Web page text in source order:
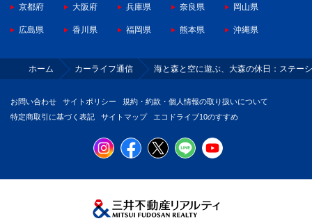
京都府 大阪府 兵庫県 奈良県 岡山県
広島県 香川県 福岡県 熊本県 沖縄県
ホーム カーライフ通信 海と森と空に遊ぶ、大森の休日：ステー
お問い合わせ サイトポリシー
規約・約款・個人情報の取り扱いについて
特定商取引に基づく表記
サイトマップ エコドライブ10のすすめ